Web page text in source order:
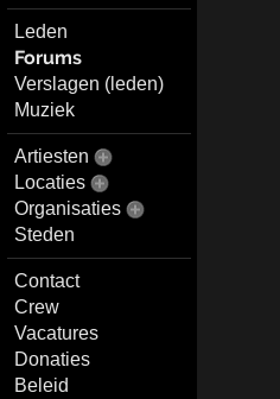
Leden
Forums
Verslagen (leden)
Muziek
Artiesten
Locaties
Organisaties
Steden
Contact
Crew
Vacatures
Donaties
Beleid